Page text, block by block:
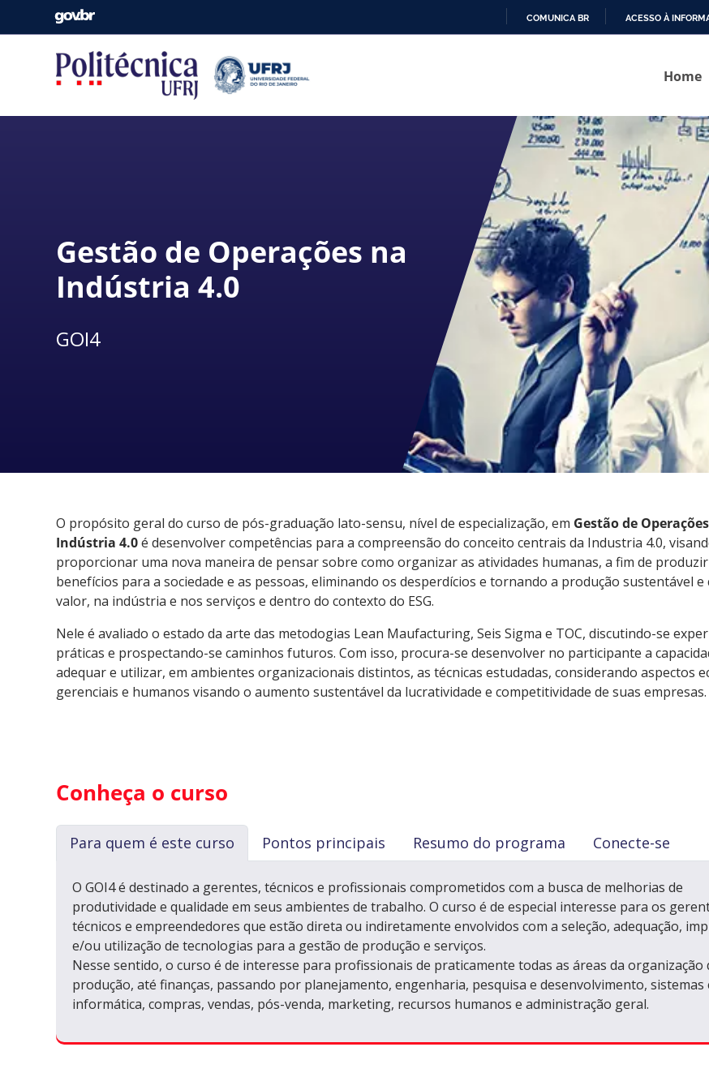
COMUNICA BR ACESSO À
Home
Gestão de Operações na
Indústria 4.0
GOI4
O propósito geral do curso de pós-graduação lato-sensu, nível de especialização, em Gestão de
Indústria 4.0é desenvolver competências para a compreensão do conceito centrais da Industria 4.0,
proporcionar uma nova maneira de pensar sobre como organizar as atividades humanas, a fim de
benefícios para a sociedade e as pessoas, eliminando os desperdícios e tornando a produção sustentável e
valor, na indústria e nos serviços e dentro do contexto do ESG.
Nele é avaliado o estado da arte das metodogias Lean Maufacturing, Seis Sigma e TOC, discutindo-se
práticas e prospectando-se caminhos futuros. Com isso, procura-se desenvolver no participante a
adequar e utilizar, em ambientes organizacionais distintos, as técnicas estudadas, considerando aspectos
gerenciais e humanos visando o aumento sustentável da lucratividade e competitividade de suas empresas.
Conheça o curso
Para quem é este curso Pontos principais Resumo do programa Conecte-se
O GOI4 é destinado a gerentes, técnicos e profissionais comprometidos com a busca de melhorias de
produtividade e qualidade em seus ambientes de trabalho. O curso é de especial interesse para os
técnicos e empreendedores que estão direta ou indiretamente envolvidos com a seleção, adequação,
e/ou utilização de tecnologias para a gestão de produção e serviços.
Nesse sentido, o curso é de interesse para profissionais de praticamente todas as áreas da organização
produção, até finanças, passando por planejamento, engenharia, pesquisa e desenvolvimento, sistemas
informática, compras, vendas, pós-venda, marketing, recursos humanos e administração geral.